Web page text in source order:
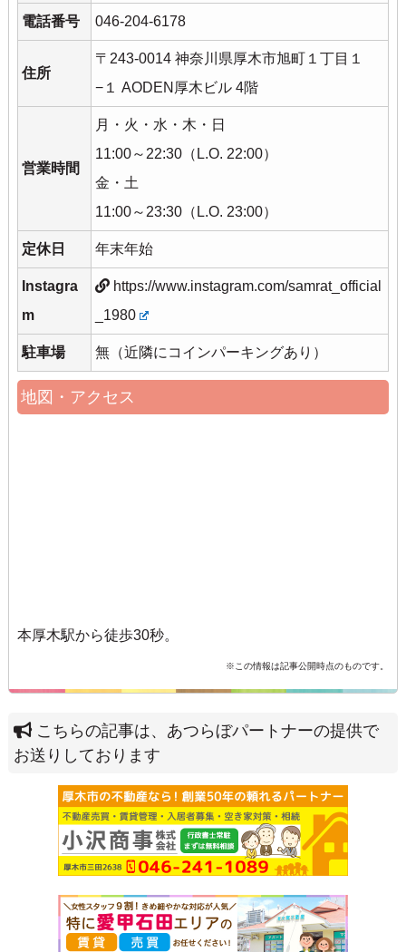
電話番号 046-204-6178
住所
〒243-0014 神奈川県厚木市旭町１丁目１
−１ AODEN厚木ビル 4階
営業時間
月・火・水・木・日
11:00～22:30（L.O. 22:00）
金・土
11:00～23:30（L.O. 23:00）
定休日 年末年始
Instagra
m
https://www.instagram.com/samrat_official
_1980
駐車場 無（近隣にコインパーキングあり）
地図・アクセス
本厚木駅から徒歩30秒。
※この情報は記事公開時点のものです。
こちらの記事は、あつらぼパートナーの提供で
お送りしております